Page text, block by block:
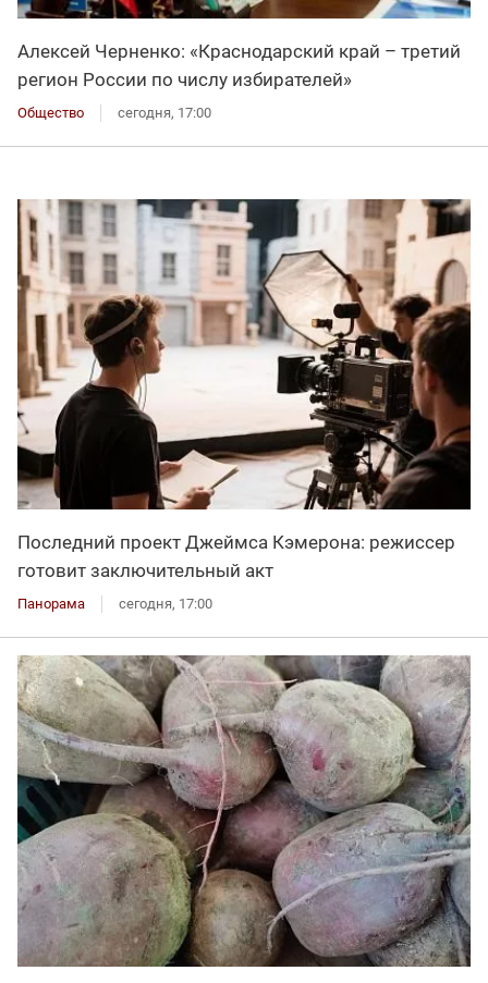
Алексей Черненко: «Краснодарский край – третий
регион России по числу избирателей»
Общество сегодня, 17:00
Последний проект Джеймса Кэмерона: режиссер
готовит заключительный акт
Панорама сегодня, 17:00